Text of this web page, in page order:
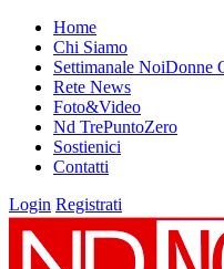
Home
Chi Siamo
Settimanale NoiDonne
Rete News
Foto&Video
Nd TrePuntoZero
Sostienici
Contatti
Login Registrati